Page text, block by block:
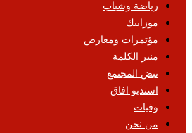
رياضة وشباب
موزاييك
مؤتمرات ومعارض
منبر الكلمة
نبض المجتمع
استديو افاق
وفيات
من نحن